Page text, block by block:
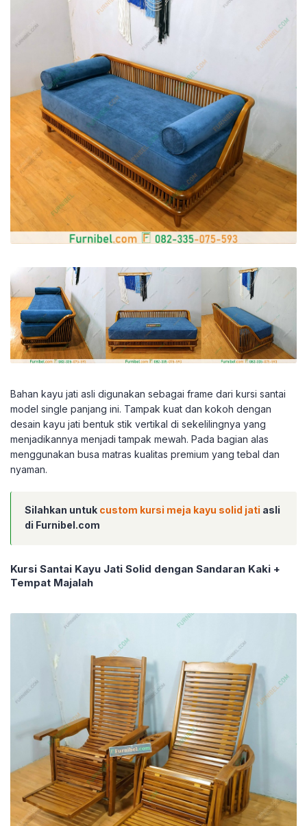
Bahan kayu jati asli digunakan sebagai frame dari kursi santai
model single panjang ini. Tampak kuat dan kokoh dengan
desain kayu jati bentuk stik vertikal di sekelilingnya yang
menjadikannya menjadi tampak mewah. Pada bagian alas
menggunakan busa matras kualitas premium yang tebal dan
nyaman.
Silahkan untuk custom kursi meja kayu solid jati asli
di Furnibel.com
Kursi Santai Kayu Jati Solid dengan Sandaran Kaki +
Tempat Majalah